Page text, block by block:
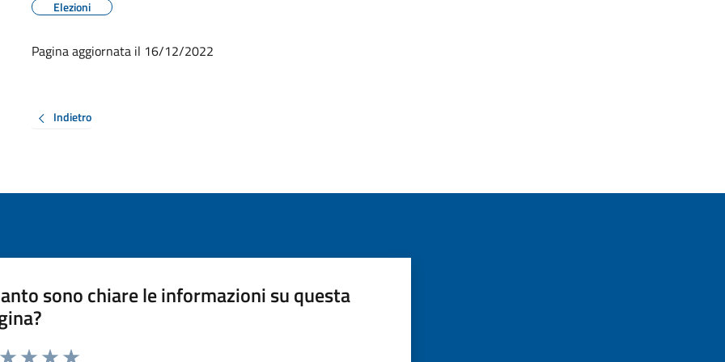
Elezioni
Pagina aggiornata il 16/12/2022
Indietro
sono chiare le informazioni su questa
da 1 a 5 stelle la pagina